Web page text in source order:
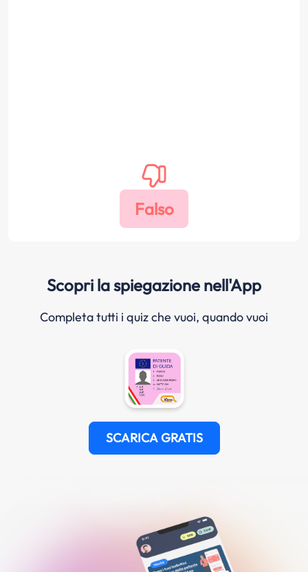
Scopri la spiegazione nell'App
Completa tutti i quiz che vuoi, quando vuoi
SCARICA GRATIS